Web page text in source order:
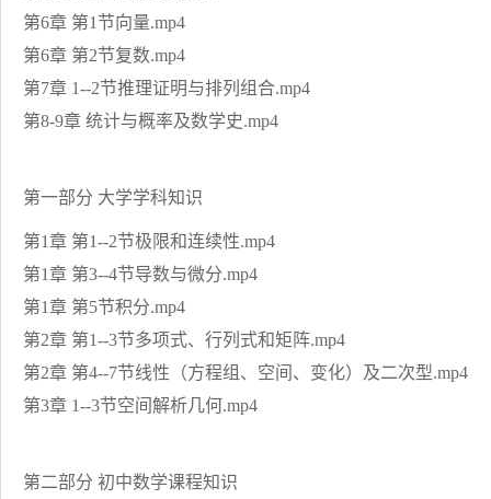
第6章 第1节向量.mp4
第6章 第2节复数.mp4
第7章 1--2节推理证明与排列组合.mp4
第8-9章 统计与概率及数学史.mp4
第一部分 大学学科知识
第1章 第1--2节极限和连续性.mp4
第1章 第3--4节导数与微分.mp4
第1章 第5节积分.mp4
第2章 第1--3节多项式、行列式和矩阵.mp4
第2章 第4--7节线性（方程组、空间、变化）及二次型.mp4
第3章 1--3节空间解析几何.mp4
第二部分 初中数学课程知识